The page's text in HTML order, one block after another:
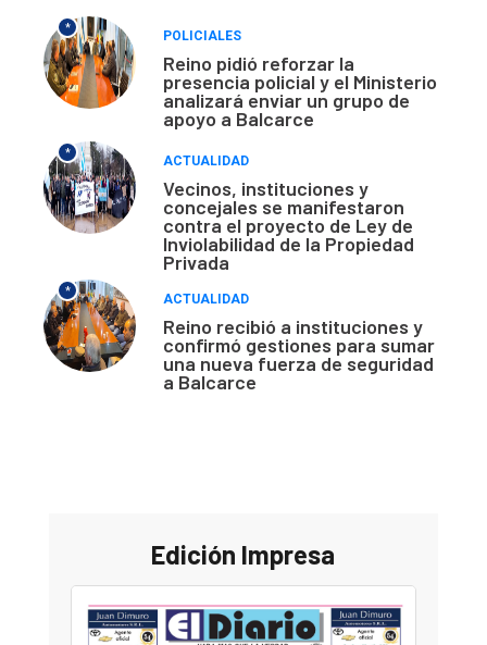
*
POLICIALES
Reino pidió reforzar la
presencia policial y el Ministerio
analizará enviar un grupo de
apoyo a Balcarce
*
ACTUALIDAD
Vecinos, instituciones y
concejales se manifestaron
contra el proyecto de Ley de
Inviolabilidad de la Propiedad
Privada
*
ACTUALIDAD
Reino recibió a instituciones y
confirmó gestiones para sumar
una nueva fuerza de seguridad
a Balcarce
Edición Impresa